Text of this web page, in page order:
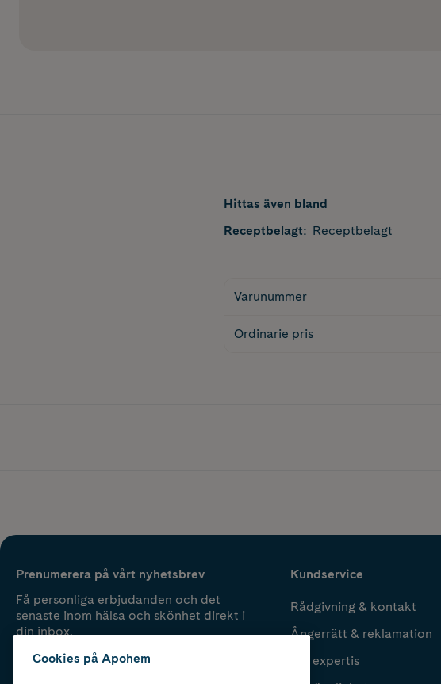
Hittas även bland
Receptbelagt: Receptbelagt
Varunummer
Ordinarie pris
Prenumerera på vårt nyhetsbrev
Få personliga erbjudanden och det
senaste inom hälsa och skönhet direkt i
din inbox.
Kundservice
Rådgivning & kontakt
Ångerrätt & reklamation
Vår expertis
Cookies på Apohem